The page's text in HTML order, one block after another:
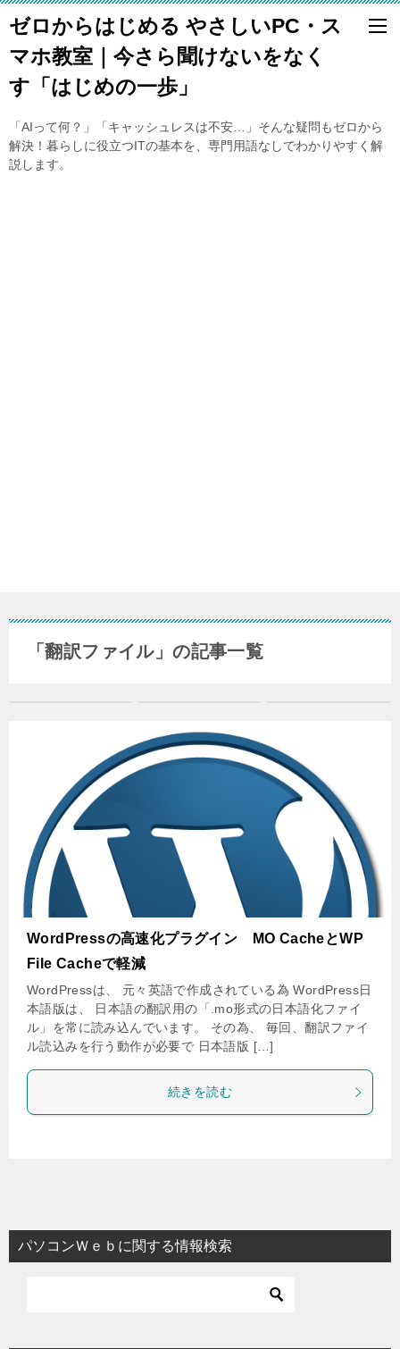
ゼロからはじめる やさしいPC・ス
マホ教室｜今さら聞けないをなく
す「はじめの一歩」
「AIって何？」「キャッシュレスは不安…」そんな疑問もゼロから
解決！暮らしに役立つITの基本を、専門用語なしでわかりやすく解
説します。
「翻訳ファイル」の記事一覧
WordPressの高速化プラグイン MO CacheとWP
File Cacheで軽減
WordPressは、 元々英語で作成されている為 WordPress日
本語版は、 日本語の翻訳用の「.mo形式の日本語化ファイ
ル」を常に読み込んでいます。 その為、 毎回、翻訳ファイ
ル読込みを行う動作が必要で 日本語版 […]
続きを読む
パソコンＷｅｂに関する情報検索